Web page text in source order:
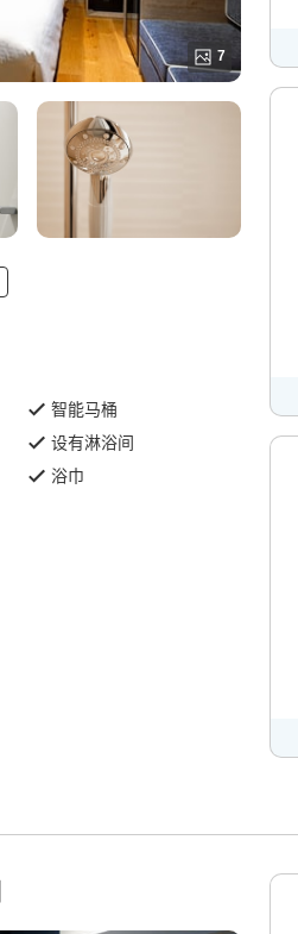
7
智能马桶
设有淋浴间
浴巾